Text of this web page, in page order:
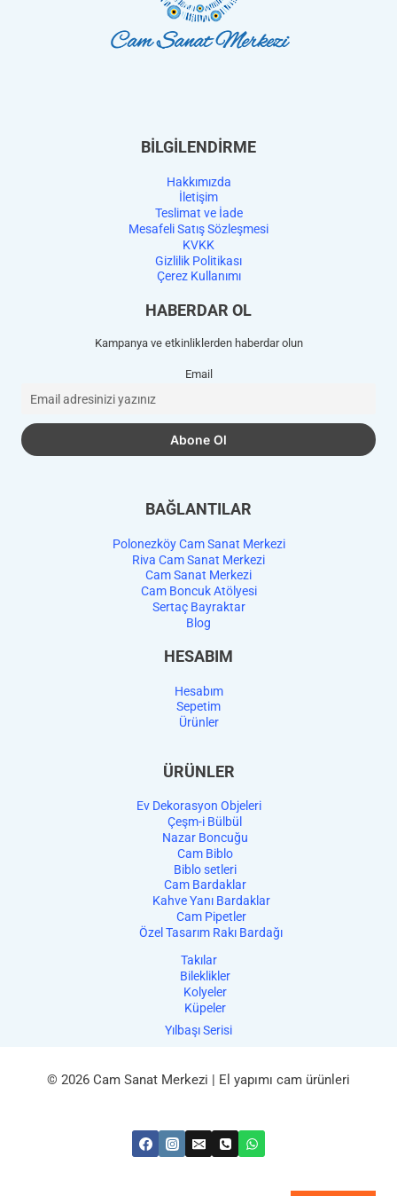
BİLGİLENDİRME
Hakkımızda
İletişim
Teslimat ve İade
Mesafeli Satış Sözleşmesi
KVKK
Gizlilik Politikası
Çerez Kullanımı
HABERDAR OL
Kampanya ve etkinliklerden haberdar olun
Email
BAĞLANTILAR
Polonezköy Cam Sanat Merkezi
Riva Cam Sanat Merkezi
Cam Sanat Merkezi
Cam Boncuk Atölyesi
Sertaç Bayraktar
Blog
HESABIM
Hesabım
Sepetim
Ürünler
ÜRÜNLER
Ev Dekorasyon Objeleri
Çeşm-i Bülbül
Nazar Boncuğu
Cam Biblo
Biblo setleri
Cam Bardaklar
Kahve Yanı Bardaklar
Cam Pipetler
Özel Tasarım Rakı Bardağı
Takılar
Bileklikler
Kolyeler
Küpeler
Yılbaşı Serisi
© 2026 Cam Sanat Merkezi | El yapımı cam ürünleri